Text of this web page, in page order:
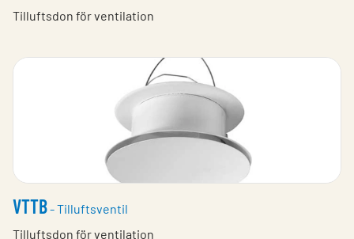
Tilluftsdon för ventilation
VTTB- Tilluftsventil
Tilluftsdon för ventilation